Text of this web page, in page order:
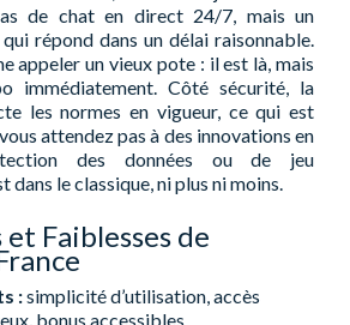
de chat en direct 24/7, mais un
répond dans un délai raisonnable.
appeler un vieux pote : il est là, mais
immédiatement. Côté sécurité, la
les normes en vigueur, ce qui est
attendez pas à des innovations en
des données ou de jeu
dans le classique, ni plus ni moins.
Faiblesses de
:simplicité d’utilisation, accès
bonus accessibles